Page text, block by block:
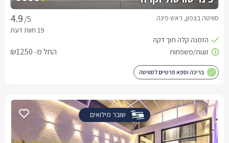
/5 סוויטה בצפון, ראש פינה
החל מ- ₪1250
בריכה וספא פרטיים לסוויטה
שובר מילואים